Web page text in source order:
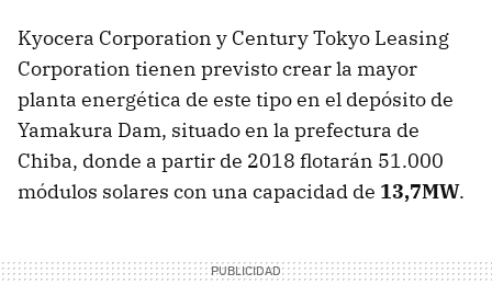
Kyocera Corporation y Century Tokyo Leasing
Corporation tienen previsto crear la mayor
planta energética de este tipo en el depósito de
Yamakura Dam, situado en la prefectura de
Chiba, donde a partir de 2018 flotarán 51.000
módulos solares con una capacidad de 13,7MW.